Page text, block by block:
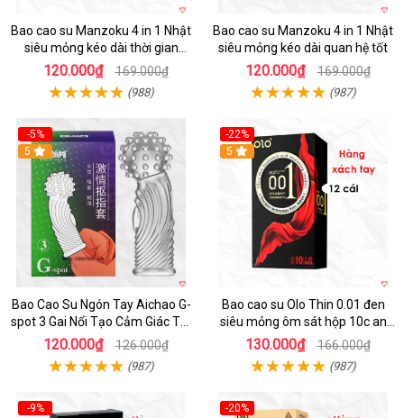
Bao cao su Manzoku 4 in 1 Nhật
siêu mỏng kéo dài thời gian
chính hãng
120.000₫ 169.000₫
(988)
Bao cao su Manzoku 4 in 1 Nhật
siêu mỏng kéo dài quan hệ tốt
120.000₫ 169.000₫
(987)
-5%
5
Bao Cao Su Ngón Tay Aichao G-
spot 3 Gai Nổi Tạo Cảm Giác Tột
Đỉnh
120.000₫ 126.000₫
(987)
-22%
5
Bao cao su Olo Thin 0.01 đen
siêu mỏng ôm sát hộp 10c an
toàn
130.000₫ 166.000₫
(987)
-9%
-20%